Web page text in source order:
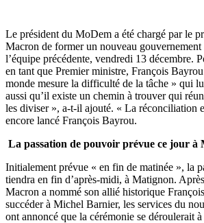
Le président du MoDem a été chargé par le
Macron de former un nouveau gouvernement
l’équipe précédente, vendredi 13 décembre.
en tant que Premier ministre, François
monde mesure la difficulté de la tâche » qui
aussi qu’il existe un chemin à trouver qui
les diviser », a-t-il ajouté. « La réconciliation
encore lancé François Bayrou.
La passation de pouvoir prévue ce jour à
Initialement prévue « en fin de matinée », la
tiendra en fin d’après-midi, à Matignon.
Macron a nommé son allié historique
succéder à Michel Barnier, les services du
ont annoncé que la cérémonie se déroulerait à